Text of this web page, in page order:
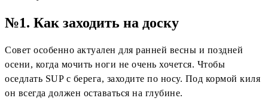
№1. Как заходить на доску
Совет особенно актуален для ранней весны и поздней
осени, когда мочить ноги не очень хочется. Чтобы
оседлать SUP с берега, заходите по носу. Под кормой киля
он всегда должен оставаться на глубине.